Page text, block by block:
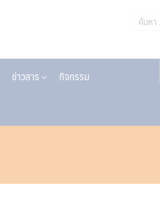
ค้นหา
ข่าวสาร
กิจกรรม